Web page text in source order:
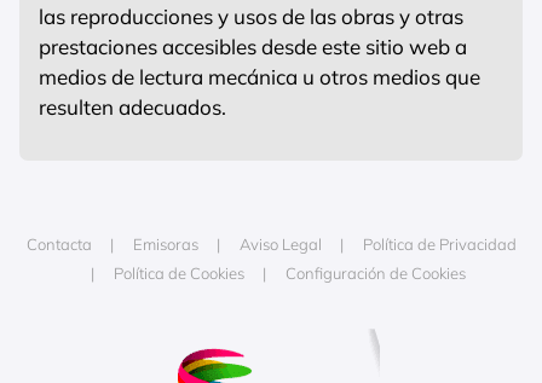
las reproducciones y usos de las obras y otras
prestaciones accesibles desde este sitio web a
medios de lectura mecánica u otros medios que
resulten adecuados.
Contacta Emisoras Aviso Legal
Política de Privacidad
Política de Cookies
Configuración de Cookies